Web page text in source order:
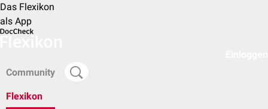
Das Flexikon
als App
Community
Flexikon